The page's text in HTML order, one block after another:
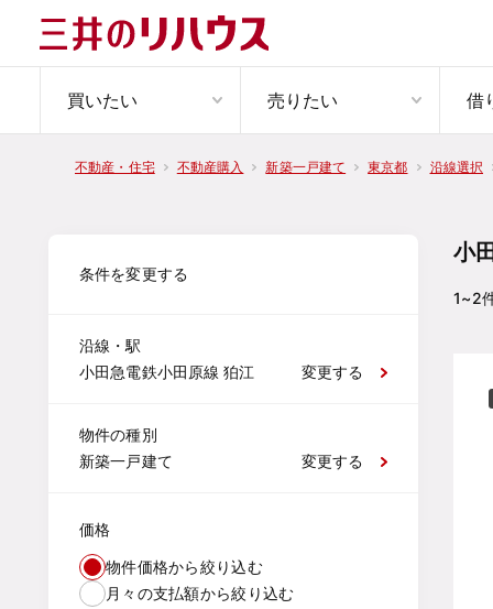
買いたい 売りたい 借
不動産・住宅 不動産購入 新築一戸建て 東京都 沿線選択
条件を変更する
沿線・駅
小田急電鉄小田原線 狛江
変更する
物件の種別
新築一戸建て
変更する
価格
物件価格から絞り込む
月々の支払額から絞り込む
小
1~2